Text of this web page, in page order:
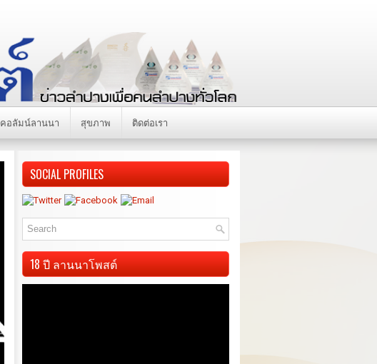
คอลัมน์ลานนา สุขภาพ ติดต่อเรา
SOCIAL PROFILES
18 ปี ลานนาโพสต์